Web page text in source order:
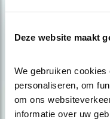
Deze website maakt
We gebruiken
personaliseren, om
om ons
informatie over uw
Meld je aan en
over vogels en
AANMELDEN